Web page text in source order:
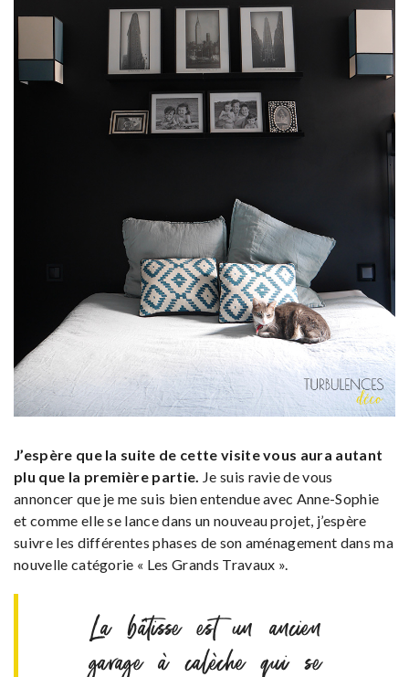
J’espère que la suite de cette visite vous aura autant
plu que la première partie. Je suis ravie de vous
annoncer que je me suis bien entendue avec Anne-Sophie
et comme elle se lance dans un nouveau projet, j’espère
suivre les différentes phases de son aménagement dans ma
nouvelle catégorie « Les Grands Travaux ».
La bâtisse est un ancien
garage à calèche qui se